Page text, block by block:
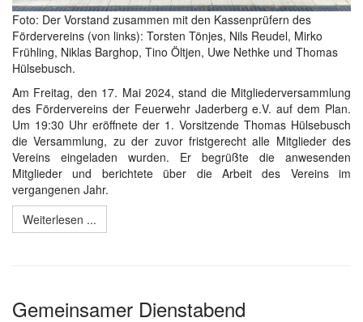
Foto: Der Vorstand zusammen mit den Kassenprüfern des
Fördervereins (von links): Torsten Tönjes, Nils Reudel, Mirko
Frühling, Niklas Barghop, Tino Öltjen, Uwe Nethke und Thomas
Hülsebusch.
Am Freitag, den 17. Mai 2024, stand die Mitgliederversammlung
des Fördervereins der Feuerwehr Jaderberg e.V. auf dem Plan.
Um 19:30 Uhr eröffnete der 1. Vorsitzende Thomas Hülsebusch
die Versammlung, zu der zuvor fristgerecht alle Mitglieder des
Vereins eingeladen wurden. Er begrüßte die anwesenden
Mitglieder und berichtete über die Arbeit des Vereins im
vergangenen Jahr.
Weiterlesen ...
Gemeinsamer Dienstabend